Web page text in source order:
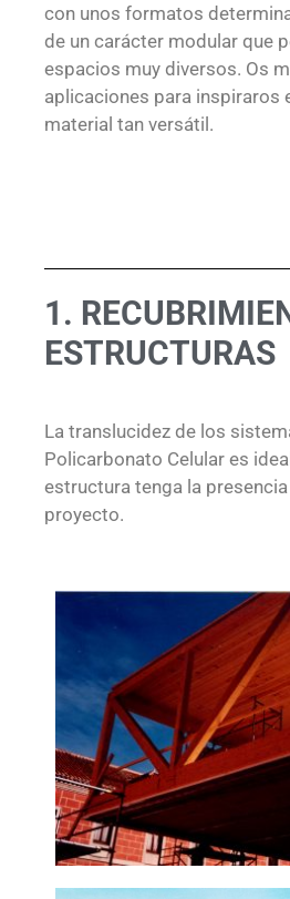
con unos formatos
de un carácter modular que
espacios muy diversos. Os
aplicaciones para inspiraros
material tan versátil.
1.
ESTRUCTURAS
La translucidez de los
Policarbonato Celular es
estructura tenga la presencia
proyecto.